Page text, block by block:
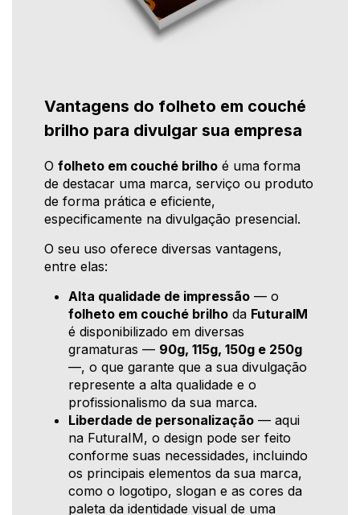
Vantagens do folheto em couché
brilho para divulgar sua empresa
O folheto em couché brilho é uma forma
de destacar uma marca, serviço ou produto
de forma prática e eficiente,
especificamente na divulgação presencial.
O seu uso oferece diversas vantagens,
entre elas:
Alta qualidade de impressão — o
folheto em couché brilho da FuturaIM
é disponibilizado em diversas
gramaturas — 90g, 115g, 150g e 250g
—, o que garante que a sua divulgação
represente a alta qualidade e o
profissionalismo da sua marca.
Liberdade de personalização — aqui
na FuturaIM, o design pode ser feito
conforme suas necessidades, incluindo
os principais elementos da sua marca,
como o logotipo, slogan e as cores da
paleta da identidade visual de uma